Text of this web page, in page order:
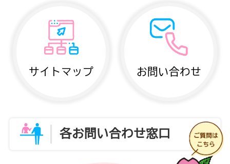
サイトマップ お問い合わせ
各お問い合わせ窓口